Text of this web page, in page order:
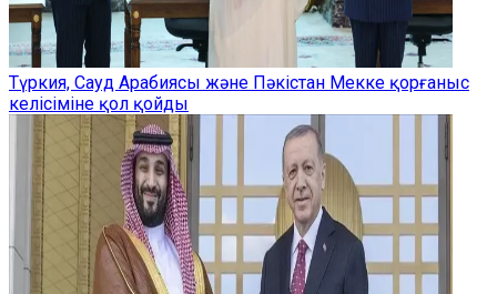
Түркия, Сауд Арабиясы және Пәкістан Мекке қорғаныс
келісіміне қол қойды